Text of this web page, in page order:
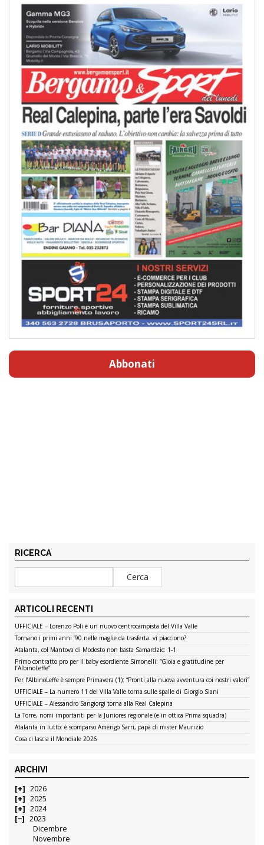
Abbonati
RICERCA
ARTICOLI RECENTI
UFFICIALE – Lorenzo Poli è un nuovo centrocampista del Villa Valle
Tornano i primi anni ’90 nelle maglie da trasferta: vi piacciono?
Atalanta, col Mantova di Modesto non basta Samardzic: 1-1
Primo contratto pro per il baby esordiente Simonelli: “Gioia e gratitudine per
l’AlbinoLeffe”
Per l’AlbinoLeffe è sempre Primavera (1): “Pronti alla nuova avventura coi nostri valori”
UFFICIALE – La numero 11 del Villa Valle torna sulle spalle di Giorgio Siani
UFFICIALE – Alessandro Sangiorgi torna alla Real Calepina
La Torre, nomi importanti per la Juniores regionale (e in ottica Prima squadra)
Atalanta in lutto: è scomparso Amerigo Sarri, papà di mister Maurizio
Cosa ci lascia il Mondiale 2026
ARCHIVI
2026
2025
2024
2023
Dicembre
Novembre